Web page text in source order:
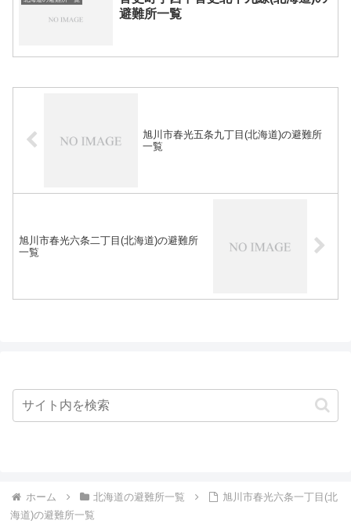
避難所一覧
旭川市春光五条九丁目(北海道)の避難所
一覧
旭川市春光六条二丁目(北海道)の避難所
一覧
ホーム 北海道の避難所一覧
旭川市春光六条一丁目(北
海道)の避難所一覧